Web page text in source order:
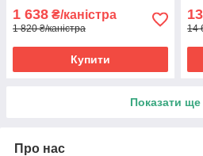
1 638 ₴/каністра
1 820 ₴/каністра
Купити
14
Показати ще
Про нас